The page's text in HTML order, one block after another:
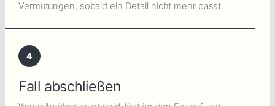
Vermutungen, sobald ein Detail nicht mehr passt.
4
Fall abschließen